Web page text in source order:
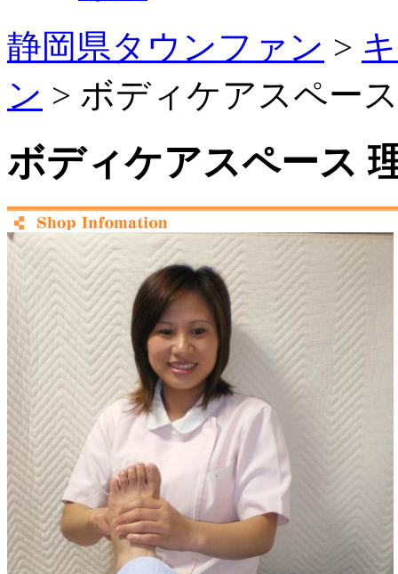
静岡県タウンファン >
ン > ボディケアスペー
ボディケアスペース